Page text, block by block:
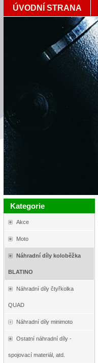
ÚVODNÍ STRANA
Kategorie
Akce
Moto
Náhradní díly koloběžka
BLATINO
Náhradní díly čtyřkolka
QUAD
Náhradní díly minimoto
Ostatní náhradní díly -
spojovací materiál, atd.